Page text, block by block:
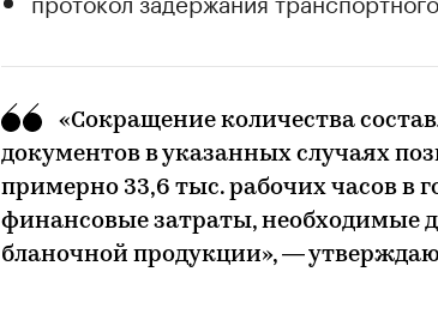
«Сокращение количества
документов в указанных случаях
примерно 33,6 тыс. рабочих часов в
финансовые затраты, необходимые
бланочной продукции», —